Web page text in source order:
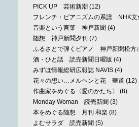
PICK UP 芸術新潮 (12)
フレンチ・ピアニズムの系譜 NHK文
音楽という言葉 神戸新聞 (4)
随想 神戸新聞夕刊 (7)
ふるさとで弾くピアノ 神戸新聞松方
酒・ひと話 読売新聞日曜版 (4)
みずほ情報総研広報誌 NAVIS (4)
花々の想い…メルヘンと花 華道 (12)
作曲家をめぐる〈愛のかたち〉
(8)
Monday Woman 読売新聞 (3)
本をめぐる随想 月刊 和楽 (8)
よむサラダ 読売新聞 (5)